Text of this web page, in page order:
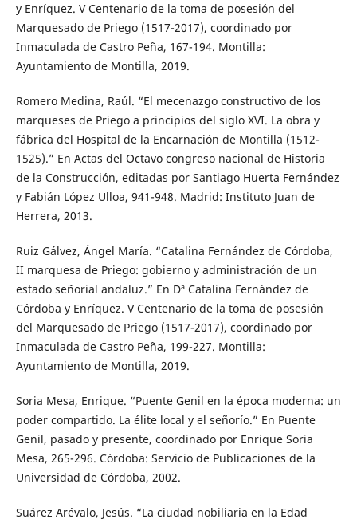
y Enríquez. V Centenario de la toma de posesión del
Marquesado de Priego (1517-2017), coordinado por
Inmaculada de Castro Peña, 167-194. Montilla:
Ayuntamiento de Montilla, 2019.
Romero Medina, Raúl. “El mecenazgo constructivo de los
marqueses de Priego a principios del siglo XVI. La obra y
fábrica del Hospital de la Encarnación de Montilla (1512-
1525).” En Actas del Octavo congreso nacional de Historia
de la Construcción, editadas por Santiago Huerta Fernández
y Fabián López Ulloa, 941-948. Madrid: Instituto Juan de
Herrera, 2013.
Ruiz Gálvez, Ángel María. “Catalina Fernández de Córdoba,
II marquesa de Priego: gobierno y administración de un
estado señorial andaluz.” En Dª Catalina Fernández de
Córdoba y Enríquez. V Centenario de la toma de posesión
del Marquesado de Priego (1517-2017), coordinado por
Inmaculada de Castro Peña, 199-227. Montilla:
Ayuntamiento de Montilla, 2019.
Soria Mesa, Enrique. “Puente Genil en la época moderna: un
poder compartido. La élite local y el señorío.” En Puente
Genil, pasado y presente, coordinado por Enrique Soria
Mesa, 265-296. Córdoba: Servicio de Publicaciones de la
Universidad de Córdoba, 2002.
Suárez Arévalo, Jesús. “La ciudad nobiliaria en la Edad